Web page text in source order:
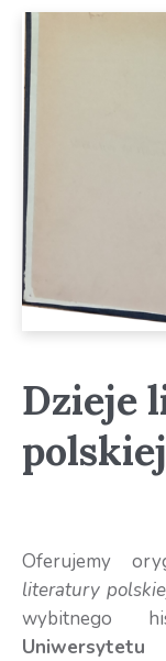
Dzieje
polskiej
Oferujemy
literatury polskie
wybitnego